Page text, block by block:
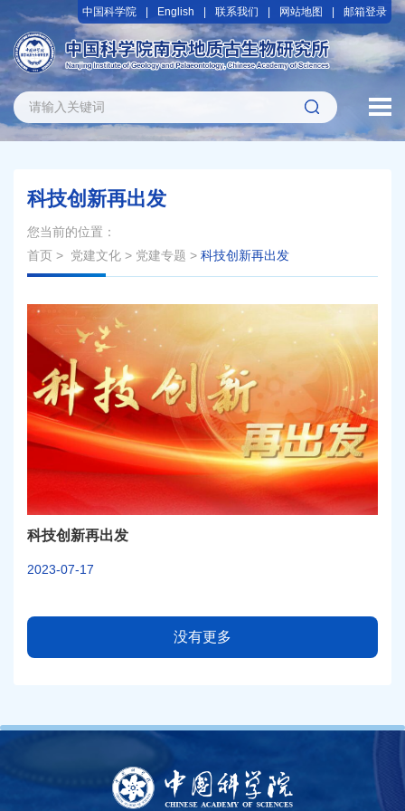
中国科学院 English 联系我们 网站地图 邮箱登录
科技创新再出发
您当前的位置：
首页 > 党建文化 > 党建专题 > 科技创新再出发
科技创新再出发
2023-07-17
没有更多